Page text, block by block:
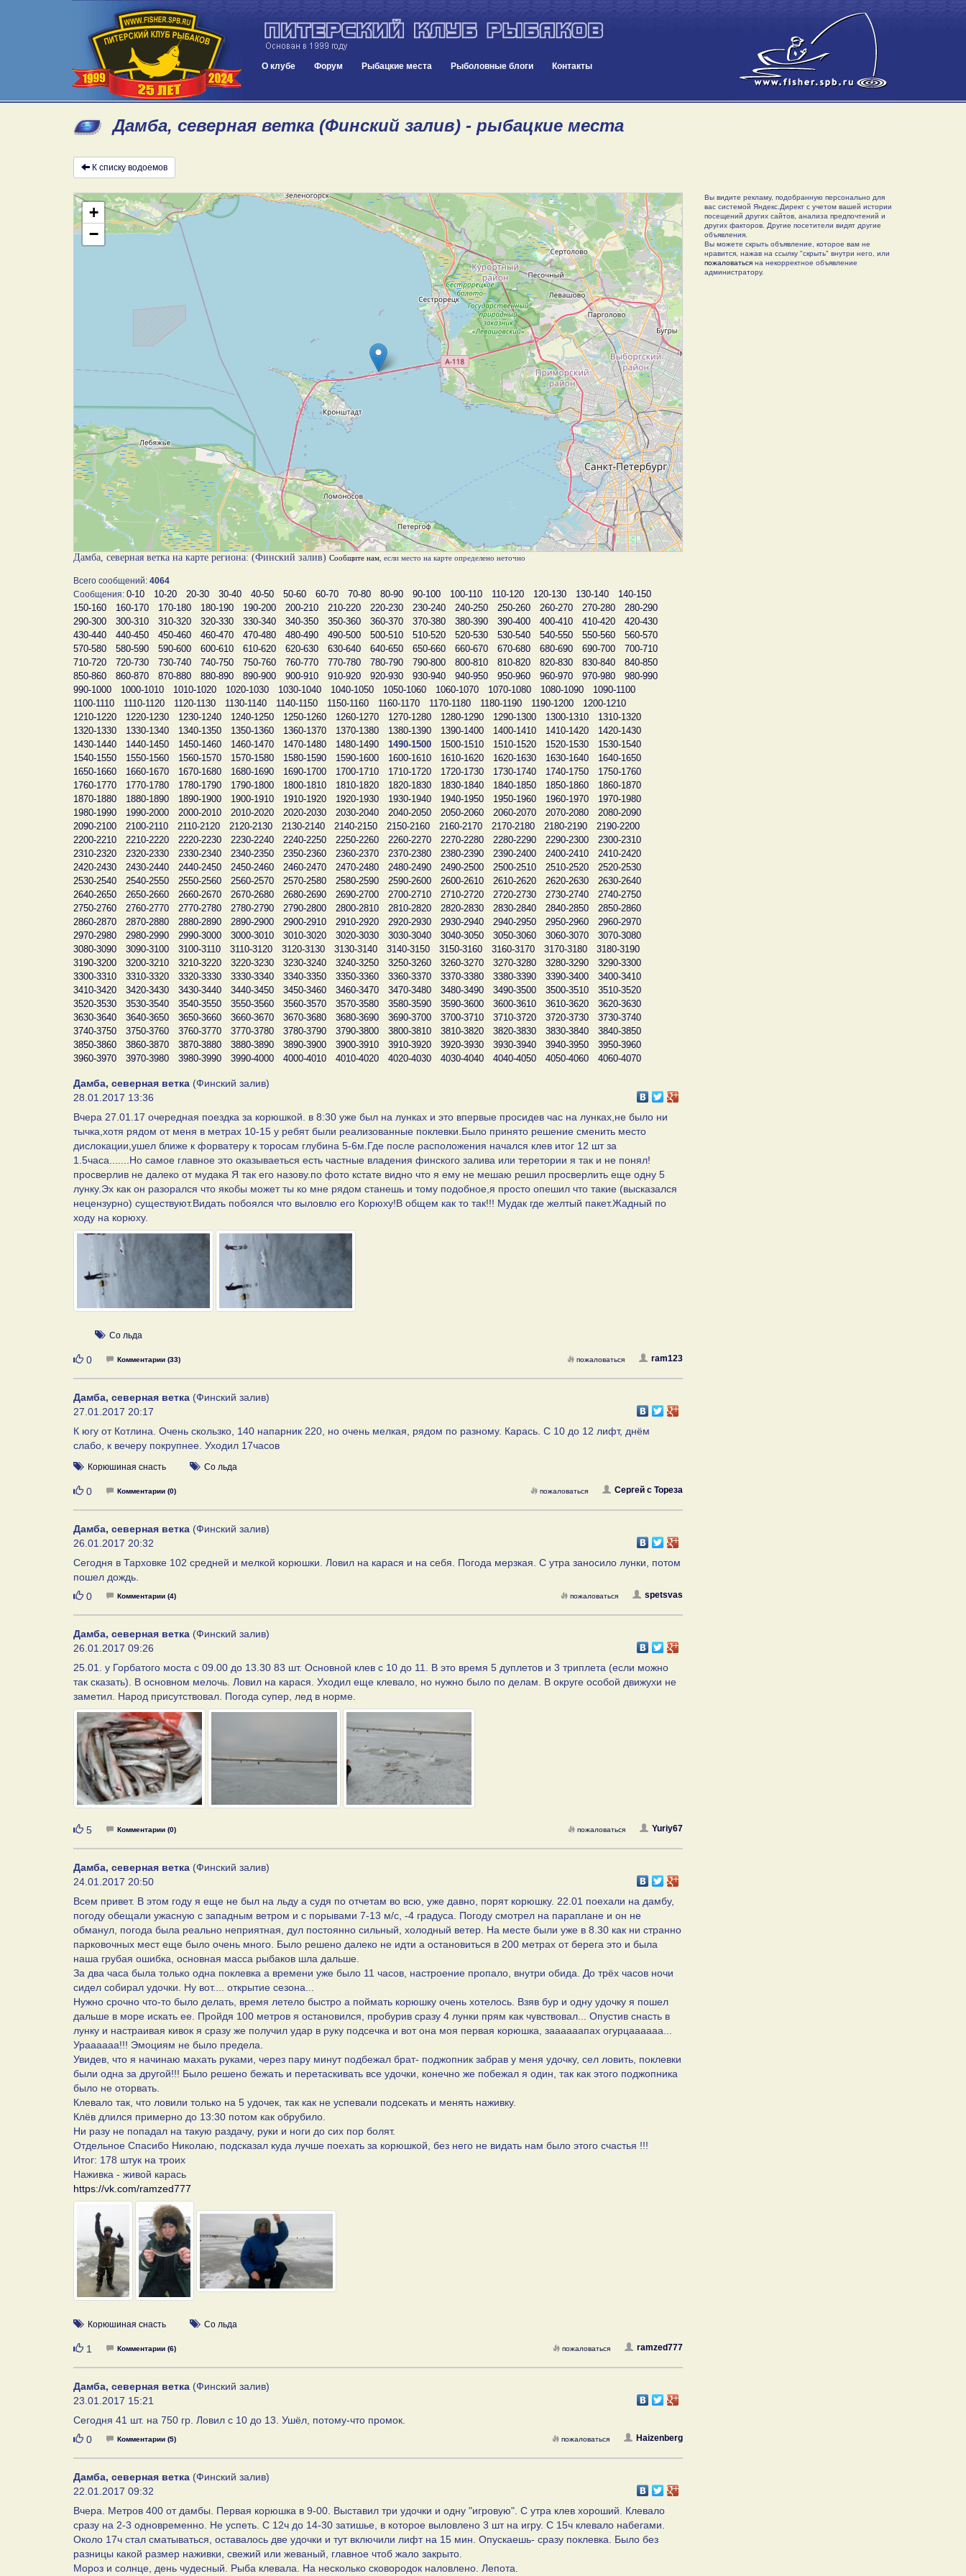
О клубе Форум Рыбацкие места Рыболовные блоги Контакты
Дамба, северная ветка (Финский залив) - рыбацкие места
К списку водоемов
+
−
Дамба, северная ветка на карте региона: (Финский залив) Сообщите нам , если место на карте определено неточно
Всего сообщений: 4064
Сообщения: 0-10 10-20 20-30 30-40 40-50 50-60 60-70 70-80 80-90 90-100 100-110 110-120 120-130 130-140
140-150
150-160
160-170 170-180 180-190 190-200 200-210 210-220 220-230 230-240 240-250 250-260 260-270 270-280
280-290
290-300
300-310 310-320 320-330 330-340 340-350 350-360 360-370 370-380 380-390 390-400 400-410 410-420
420-430
430-440
440-450 450-460 460-470 470-480 480-490 490-500 500-510 510-520 520-530 530-540 540-550 550-560
560-570
570-580
580-590 590-600 600-610 610-620 620-630 630-640 640-650 650-660 660-670 670-680 680-690 690-700
700-710
710-720
720-730 730-740 740-750 750-760 760-770 770-780 780-790 790-800 800-810 810-820 820-830 830-840
840-850
850-860
860-870 870-880 880-890 890-900 900-910 910-920 920-930 930-940 940-950 950-960 960-970 970-980
980-990
990-1000
1000-1010 1010-1020 1020-1030 1030-1040 1040-1050 1050-1060 1060-1070 1070-1080 1080-1090
1090-1100
1100-1110
1110-1120 1120-1130 1130-1140 1140-1150 1150-1160 1160-1170 1170-1180 1180-1190 1190-1200
1200-1210
1210-1220
1220-1230 1230-1240 1240-1250 1250-1260 1260-1270 1270-1280 1280-1290 1290-1300 1300-1310
1310-1320
1320-1330
1330-1340 1340-1350 1350-1360 1360-1370 1370-1380 1380-1390 1390-1400 1400-1410 1410-1420
1420-1430
1430-1440
1440-1450 1450-1460 1460-1470 1470-1480 1480-1490 1490-1500 1500-1510 1510-1520 1520-1530
1530-1540
1540-1550
1550-1560 1560-1570 1570-1580 1580-1590 1590-1600 1600-1610 1610-1620 1620-1630 1630-1640
1640-1650
1650-1660
1660-1670 1670-1680 1680-1690 1690-1700 1700-1710 1710-1720 1720-1730 1730-1740 1740-1750
1750-1760
1760-1770
1770-1780 1780-1790 1790-1800 1800-1810 1810-1820 1820-1830 1830-1840 1840-1850 1850-1860
1860-1870
1870-1880
1880-1890 1890-1900 1900-1910 1910-1920 1920-1930 1930-1940 1940-1950 1950-1960 1960-1970
1970-1980
1980-1990
1990-2000 2000-2010 2010-2020 2020-2030 2030-2040 2040-2050 2050-2060 2060-2070 2070-2080
2080-2090
2090-2100
2100-2110 2110-2120 2120-2130 2130-2140 2140-2150 2150-2160 2160-2170 2170-2180 2180-2190
2190-2200
2200-2210
2210-2220 2220-2230 2230-2240 2240-2250 2250-2260 2260-2270 2270-2280 2280-2290 2290-2300
2300-2310
2310-2320
2320-2330 2330-2340 2340-2350 2350-2360 2360-2370 2370-2380 2380-2390 2390-2400 2400-2410
2410-2420
2420-2430
2430-2440 2440-2450 2450-2460 2460-2470 2470-2480 2480-2490 2490-2500 2500-2510 2510-2520
2520-2530
2530-2540
2540-2550 2550-2560 2560-2570 2570-2580 2580-2590 2590-2600 2600-2610 2610-2620 2620-2630
2630-2640
2640-2650
2650-2660 2660-2670 2670-2680 2680-2690 2690-2700 2700-2710 2710-2720 2720-2730 2730-2740
2740-2750
2750-2760
2760-2770 2770-2780 2780-2790 2790-2800 2800-2810 2810-2820 2820-2830 2830-2840 2840-2850
2850-2860
2860-2870
2870-2880 2880-2890 2890-2900 2900-2910 2910-2920 2920-2930 2930-2940 2940-2950 2950-2960
2960-2970
2970-2980
2980-2990 2990-3000 3000-3010 3010-3020 3020-3030 3030-3040 3040-3050 3050-3060 3060-3070
3070-3080
3080-3090
3090-3100 3100-3110 3110-3120 3120-3130 3130-3140 3140-3150 3150-3160 3160-3170 3170-3180
3180-3190
3190-3200
3200-3210 3210-3220 3220-3230 3230-3240 3240-3250 3250-3260 3260-3270 3270-3280 3280-3290
3290-3300
3300-3310
3310-3320 3320-3330 3330-3340 3340-3350 3350-3360 3360-3370 3370-3380 3380-3390 3390-3400
3400-3410
3410-3420
3420-3430 3430-3440 3440-3450 3450-3460 3460-3470 3470-3480 3480-3490 3490-3500 3500-3510
3510-3520
3520-3530
3530-3540 3540-3550 3550-3560 3560-3570 3570-3580 3580-3590 3590-3600 3600-3610 3610-3620
3620-3630
3630-3640
3640-3650 3650-3660 3660-3670 3670-3680 3680-3690 3690-3700 3700-3710 3710-3720 3720-3730
3730-3740
3740-3750
3750-3760 3760-3770 3770-3780 3780-3790 3790-3800 3800-3810 3810-3820 3820-3830 3830-3840
3840-3850
3850-3860
3860-3870 3870-3880 3880-3890 3890-3900 3900-3910 3910-3920 3920-3930 3930-3940 3940-3950
3950-3960
3960-3970
3970-3980 3980-3990 3990-4000 4000-4010 4010-4020 4020-4030 4030-4040 4040-4050 4050-4060 4060-4070
Дамба, северная ветка (Финский залив)
28.01.2017 13:36
Вчера 27.01.17 очередная поездка за корюшкой. в 8:30 уже был на лунках и это впервые просидев час на лунках,не было ни
тычка,хотя рядом от меня в метрах 10-15 у ребят были реализованные поклевки.Было принято решение сменить место
дислокации,ушел ближе к форватеру к торосам глубина 5-6м.Где после расположения начался клев итог 12 шт за
1.5часа.......Но самое главное это оказываеться есть частные владения финского залива или теретории я так и не понял!
просверлив не далеко от мудака Я так его назову.по фото кстате видно что я ему не мешаю решил просверлить еще одну 5
лунку.Эх как он разорался что якобы может ты ко мне рядом станешь и тому подобное,я просто опешил что такие (высказался
нецензурно) существуют.Видать побоялся что выловлю его Корюху!В общем как то так!!! Мудак где желтый пакет.Жадный по
ходу на корюху.
Со льда
Нравится
0 Комментарии (33) ram123
пожаловаться
Дамба, северная ветка (Финский залив)
27.01.2017 20:17
К югу от Котлина. Очень скользко, 140 напарник 220, но очень мелкая, рядом по разному. Карась. С 10 до 12 лифт, днём
слабо, к вечеру покрупнее. Уходил 17часов
Корюшиная снасть Со льда
Нравится
0 Комментарии (0) Сергей с Тореза
пожаловаться
Дамба, северная ветка (Финский залив)
26.01.2017 20:32
Сегодня в Тарховке 102 средней и мелкой корюшки. Ловил на карася и на себя. Погода мерзкая. С утра заносило лунки, потом
пошел дождь.
Нравится
0 Комментарии (4) spetsvas
пожаловаться
Дамба, северная ветка (Финский залив)
26.01.2017 09:26
25.01. у Горбатого моста с 09.00 до 13.30 83 шт. Основной клев с 10 до 11. В это время 5 дуплетов и 3 триплета (если можно
так сказать). В основном мелочь. Ловил на карася. Уходил еще клевало, но нужно было по делам. В округе особой движухи не
заметил. Народ присутствовал. Погода супер, лед в норме.
Нравится
5 Комментарии (0) Yuriy67
пожаловаться
Дамба, северная ветка (Финский залив)
24.01.2017 20:50
Всем привет. В этом году я еще не был на льду а судя по отчетам во всю, уже давно, порят корюшку. 22.01 поехали на дамбу,
погоду обещали ужасную с западным ветром и с порывами 7-13 м/с, -4 градуса. Погоду смотрел на параплане и он не
обманул, погода была реально неприятная, дул постоянно сильный, холодный ветер. На месте были уже в 8.30 как ни странно
парковочных мест еще было очень много. Было решено далеко не идти а остановиться в 200 метрах от берега это и была
наша грубая ошибка, основная масса рыбаков шла дальше.
За два часа была только одна поклевка а времени уже было 11 часов, настроение пропало, внутри обида. До трёх часов ночи
сидел собирал удочки. Ну вот.... открытие сезона...
Нужно срочно что-то было делать, время летело быстро а поймать корюшку очень хотелось. Взяв бур и одну удочку я пошел
дальше в море искать ее. Пройдя 100 метров я остановился, пробурив сразу 4 лунки прям как чувствовал... Опустив снасть в
лунку и настраивая кивок я сразу же получил удар в руку подсечка и вот она моя первая корюшка, заааааапах огурцаааааа...
Ураааааа!!! Эмоциям не было предела.
Увидев, что я начинаю махать руками, через пару минут подбежал брат- поджопник забрав у меня удочку, сел ловить, поклевки
были одна за другой!!! Было решено бежать и перетаскивать все удочки, конечно же побежал я один, так как этого поджопника
было не оторвать.
Клевало так, что ловили только на 5 удочек, так как не успевали подсекать и менять наживку.
Клёв длился примерно до 13:30 потом как обрубило.
Ни разу не попадал на такую раздачу, руки и ноги до сих пор болят.
Отдельное Спасибо Николаю, подсказал куда лучше поехать за корюшкой, без него не видать нам было этого счастья !!!
Итог: 178 штук на троих
Наживка - живой карась
https://vk.com/ramzed777
Корюшиная снасть Со льда
Нравится
1 Комментарии (6) ramzed777
пожаловаться
Дамба, северная ветка (Финский залив)
23.01.2017 15:21
Сегодня 41 шт. на 750 гр. Ловил с 10 до 13. Ушёл, потому-что промок.
Нравится
0 Комментарии (5) Haizenberg
пожаловаться
Дамба, северная ветка (Финский залив)
22.01.2017 09:32
Вчера. Метров 400 от дамбы. Первая корюшка в 9-00. Выставил три удочки и одну "игровую". С утра клев хороший. Клевало
сразу на 2-3 одновременно. Не успеть. С 12ч до 14-30 затишье, в которое выловлено 3 шт на игру. С 15ч клевало набегами.
Около 17ч стал сматываться, оставалось две удочки и тут включили лифт на 15 мин. Опускаешь- сразу поклевка. Было без
разницы какой размер наживки, свежий или жеваный, главное чтоб жало закрыто.
Мороз и солнце, день чудесный. Рыба клевала. На несколько сковородок наловлено. Лепота.
Вы видите рекламу, подобранную персонально для
вас системой Яндекс.Директ с учетом вашей истории
посещений других сайтов, анализа предпочтений и
других факторов. Другие посетители видят другие
объявления.
Вы можете скрыть объявление, которое вам не
нравится, нажав на ссылку "скрыть" внутри него, или
пожаловатьсяна некорректное объявление
администратору.